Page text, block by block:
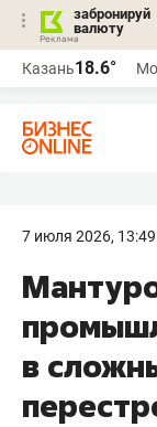
забронируй
валюту
Казань18.6°
7 июля 2026, 13:49
в